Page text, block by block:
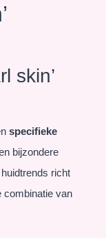
skin’
specifieke
bijzondere
richt
combinatie van